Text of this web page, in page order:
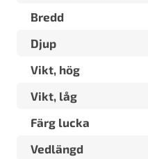
Bredd
Djup
Vikt, hög
Vikt, låg
Färg lucka
Vedlängd